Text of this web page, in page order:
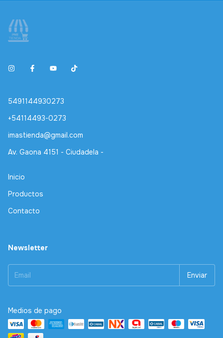
5491144930273
+54114493-0273
imastienda@gmail.com
Av. Gaona 4151 - Ciudadela -
Inicio
Productos
Contacto
Newsletter
Medios de pago